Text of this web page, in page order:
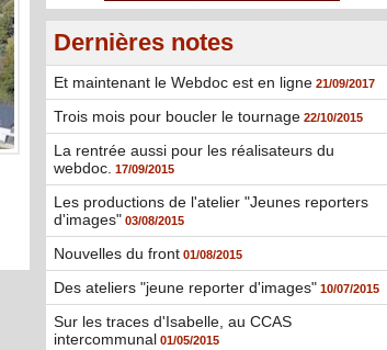
Dernières notes
Et maintenant le Webdoc est en ligne 21/09/2017
Trois mois pour boucler le tournage 22/10/2015
La rentrée aussi pour les réalisateurs du
webdoc. 17/09/2015
Les productions de l'atelier "Jeunes reporters
d'images" 03/08/2015
Nouvelles du front 01/08/2015
Des ateliers "jeune reporter d'images" 10/07/2015
Sur les traces d'Isabelle, au CCAS
intercommunal 01/05/2015